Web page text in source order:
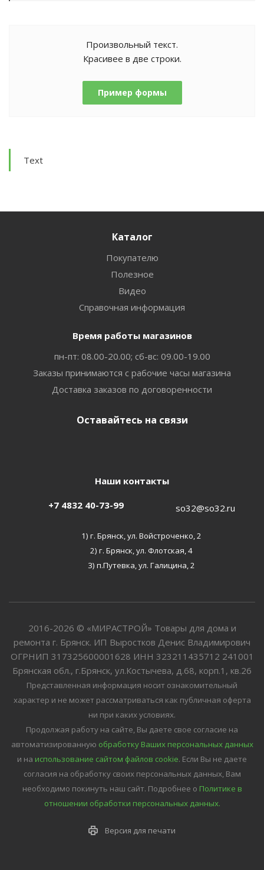
Произвольный текст.
Красивее в две строки.
Пример формы
Text
Каталог
Покупателю
Полезное
Видео
Справочная информация
Время работы магазинов
пн-пт: 08.00-20.00; сб-вс: 09.00-19.00
Заказы принимаются с рабочие часы магазина
Доставка заказов по договоренности
Оставайтесь на связи
Наши контакты
+7 4832 40-73-99 so32@so32.ru
1) г. Брянск, ул. Войстроченко, 2
2) г. Брянск, ул. Флотская, 4
3) п.Путевка, ул. Галицина, 2
2016-2026 © «МИРАСТРОЙ» Товары для дома и
ремонта г. Брянск. ИП Выростков Денис Владимирович
ОГРНИП 317325600001628 ИНН 323211435712 241001
Брянская обл., г.Брянск, ул.Костычева, д.68, корп.1, кв.26
Представленная информация носит ознакомительный
характер и не может рассматриваться как публичная оферта
ни при каких условиях.
Продолжая работу на сайте, Вы даете свое согласие на
автоматизированную обработку Ваших персональных данных
и на использование сайтом файлов cookie. Если Вы не даете
согласия на обработку своих персональных данных, Вам
необходимо покинуть наш сайт. Подробнее о Политике в
отношении обработки персональных данных.
Версия для печати